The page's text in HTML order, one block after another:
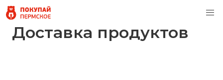
Доставка продуктов